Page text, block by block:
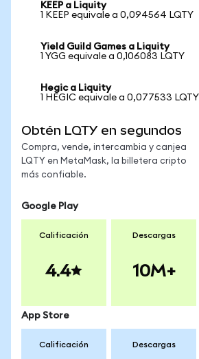
KEEP a Liquity
1 KEEP equivale a 0,094564 LQTY
Yield Guild Games a Liquity
1 YGG equivale a 0,106083 LQTY
Hegic a Liquity
1 HEGIC equivale a 0,077533 LQTY
Obtén LQTY en segundos
Compra, vende, intercambia y canjea
LQTY en MetaMask, la billetera cripto
más confiable.
Google Play
Calificación
4.4
Descargas
10M+
App Store
Calificación Descargas